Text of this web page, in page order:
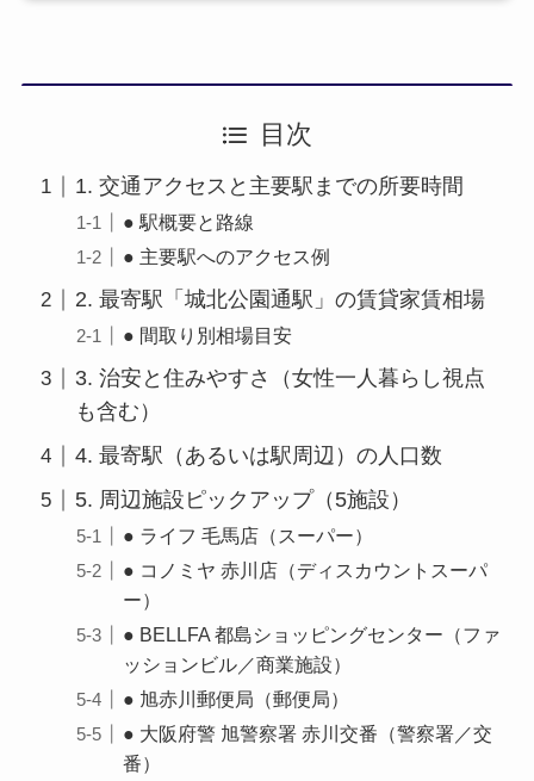
目次
1. 交通アクセスと主要駅までの所要時間
● 駅概要と路線
● 主要駅へのアクセス例
2. 最寄駅「城北公園通駅」の賃貸家賃相場
● 間取り別相場目安
3. 治安と住みやすさ（女性一人暮らし視点
も含む）
4. 最寄駅（あるいは駅周辺）の人口数
5. 周辺施設ピックアップ（5施設）
● ライフ 毛馬店（スーパー）
● コノミヤ 赤川店（ディスカウントスーパ
ー）
● BELLFA 都島ショッピングセンター（ファ
ッションビル／商業施設）
● 旭赤川郵便局（郵便局）
● 大阪府警 旭警察署 赤川交番（警察署／交
番）